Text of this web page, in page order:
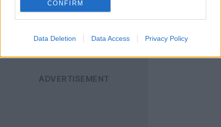
CONFIRM
Data Deletion Data Access Privacy Policy